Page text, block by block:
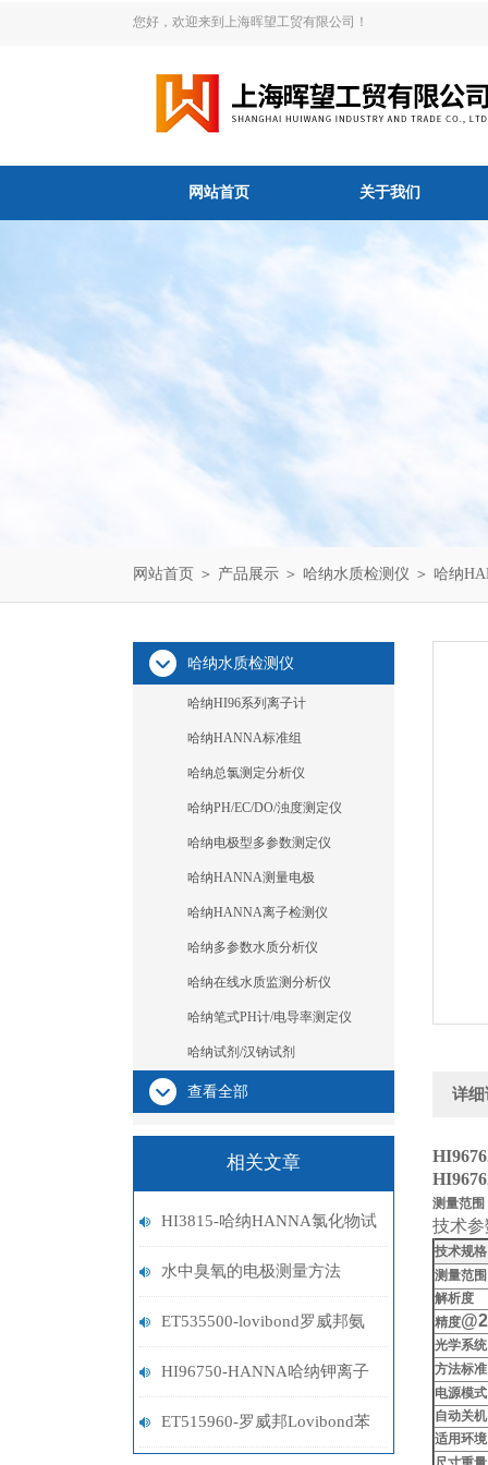
您好，欢迎来到上海晖望工贸有限公司！
网站首页 关于我们
网站首页 ＞ 产品展示 ＞ 哈纳水质检测仪 ＞ 哈纳
哈纳水质检测仪
哈纳HI96系列离子计
哈纳HANNA标准组
哈纳总氯测定分析仪
哈纳PH/EC/DO/浊度测定仪
哈纳电极型多参数测定仪
哈纳HANNA测量电极
哈纳HANNA离子检测仪
哈纳多参数水质分析仪
哈纳在线水质监测分析仪
哈纳笔式PH计/电导率测定仪
哈纳试剂/汉钠试剂
查看全部
相关文章
HI3815-哈纳HANNA氯化物试
剂盒
水中臭氧的电极测量方法
ET535500-lovibond罗威邦氨
氮试剂
HI96750-HANNA哈纳钾离子
计
ET515960-罗威邦Lovibond苯
详细
测量范围
技术参
技术规格
测量范围
解析度
精度
光学系统
方法标准
电源模式
自动关机
适用环境